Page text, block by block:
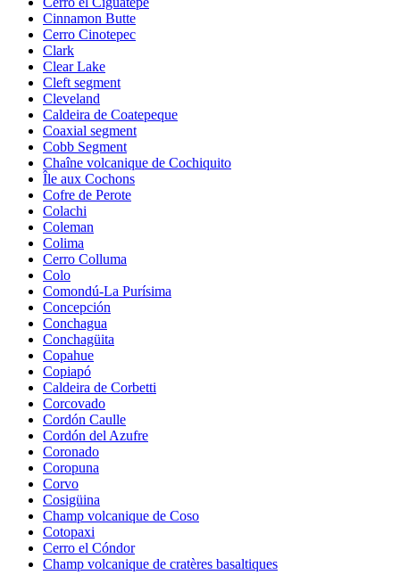
Cinnamon Butte
Cerro Cinotepec
Clark
Clear Lake
Cleft segment
Cleveland
Caldeira de Coatepeque
Coaxial segment
Cobb Segment
Chaîne volcanique de Cochiquito
Île aux Cochons
Cofre de Perote
Colachi
Coleman
Colima
Cerro Colluma
Colo
Comondú-La Purísima
Concepción
Conchagua
Conchagüita
Copahue
Copiapó
Caldeira de Corbetti
Corcovado
Cordón Caulle
Cordón del Azufre
Coronado
Coropuna
Corvo
Cosigüina
Champ volcanique de Coso
Cotopaxi
Cerro el Cóndor
Champ volcanique de cratères basaltiques